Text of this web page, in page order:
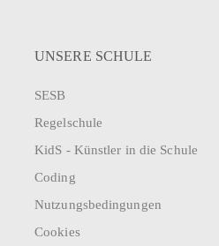
UNSERE SCHULE
SESB
Regelschule
KidS - Künstler in die Schule
Coding
Nutzungsbedingungen
Cookies